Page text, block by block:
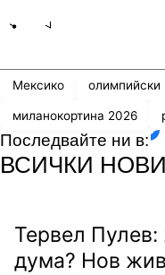
Мексико олимпийски
миланокортина 2026
Последвайте ни в:
ВСИЧКИ
Тервел Пулев:
дума? Нов